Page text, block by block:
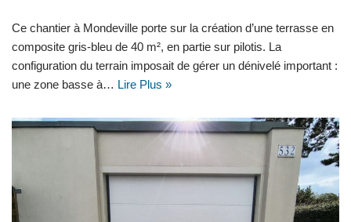
Ce chantier à Mondeville porte sur la création d’une terrasse en
composite gris-bleu de 40 m², en partie sur pilotis. La
configuration du terrain imposait de gérer un dénivelé important :
une zone basse à… Lire Plus »